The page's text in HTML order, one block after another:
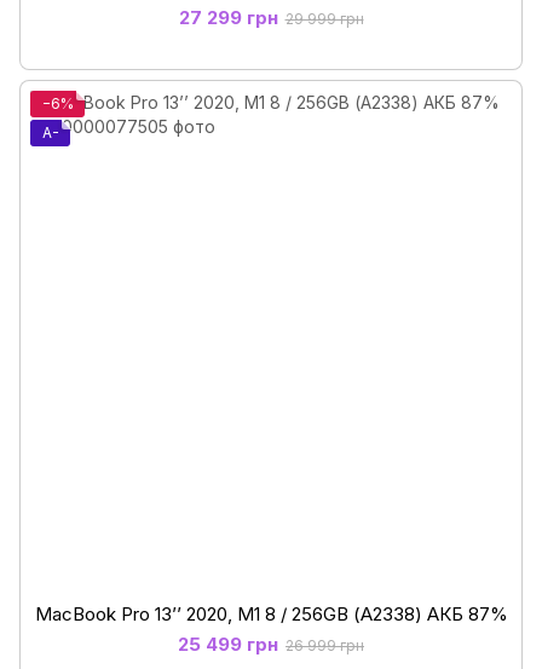
27 299 грн 29 999 грн
−6%
A-
MacBook Pro 13’’ 2020, M1 8 / 256GB (А2338) АКБ 87%
25 499 грн 26 999 грн